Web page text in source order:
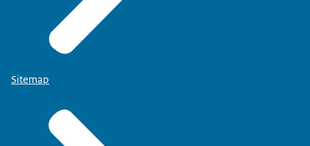
Sitemap